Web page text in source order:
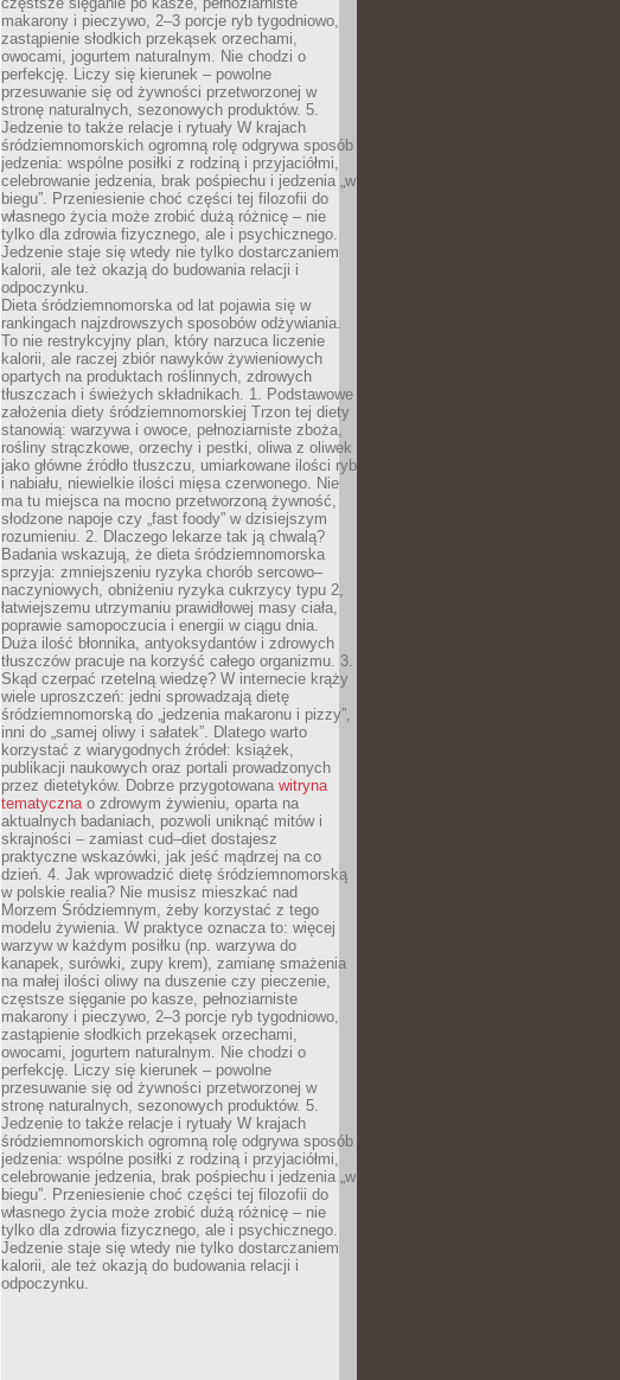
makarony i pieczywo, 2–3 porcje ryb tygodniowo,
zastąpienie słodkich przekąsek orzechami,
owocami, jogurtem naturalnym. Nie chodzi o
perfekcję. Liczy się kierunek – powolne
przesuwanie się od żywności przetworzonej w
stronę naturalnych, sezonowych produktów. 5.
Jedzenie to także relacje i rytuały W krajach
śródziemnomorskich ogromną rolę odgrywa sposób
jedzenia: wspólne posiłki z rodziną i przyjaciółmi,
celebrowanie jedzenia, brak pośpiechu i jedzenia „w
biegu”. Przeniesienie choć części tej filozofii do
własnego życia może zrobić dużą różnicę – nie
tylko dla zdrowia fizycznego, ale i psychicznego.
Jedzenie staje się wtedy nie tylko dostarczaniem
kalorii, ale też okazją do budowania relacji i
odpoczynku.
Dieta śródziemnomorska od lat pojawia się w
rankingach najzdrowszych sposobów odżywiania.
To nie restrykcyjny plan, który narzuca liczenie
kalorii, ale raczej zbiór nawyków żywieniowych
opartych na produktach roślinnych, zdrowych
tłuszczach i świeżych składnikach. 1. Podstawowe
założenia diety śródziemnomorskiej Trzon tej diety
stanowią: warzywa i owoce, pełnoziarniste zboża,
rośliny strączkowe, orzechy i pestki, oliwa z oliwek
jako główne źródło tłuszczu, umiarkowane ilości ryb
i nabiału, niewielkie ilości mięsa czerwonego. Nie
ma tu miejsca na mocno przetworzoną żywność,
słodzone napoje czy „fast foody” w dzisiejszym
rozumieniu. 2. Dlaczego lekarze tak ją chwalą?
Badania wskazują, że dieta śródziemnomorska
sprzyja: zmniejszeniu ryzyka chorób sercowo–
naczyniowych, obniżeniu ryzyka cukrzycy typu 2,
łatwiejszemu utrzymaniu prawidłowej masy ciała,
poprawie samopoczucia i energii w ciągu dnia.
Duża ilość błonnika, antyoksydantów i zdrowych
tłuszczów pracuje na korzyść całego organizmu. 3.
Skąd czerpać rzetelną wiedzę? W internecie krąży
wiele uproszczeń: jedni sprowadzają dietę
śródziemnomorską do „jedzenia makaronu i pizzy”,
inni do „samej oliwy i sałatek”. Dlatego warto
korzystać z wiarygodnych źródeł: książek,
publikacji naukowych oraz portali prowadzonych
przez dietetyków. Dobrze przygotowana witryna
tematycznao zdrowym żywieniu, oparta na
aktualnych badaniach, pozwoli uniknąć mitów i
skrajności – zamiast cud–diet dostajesz
praktyczne wskazówki, jak jeść mądrzej na co
dzień. 4. Jak wprowadzić dietę śródziemnomorską
w polskie realia? Nie musisz mieszkać nad
Morzem Śródziemnym, żeby korzystać z tego
modelu żywienia. W praktyce oznacza to: więcej
warzyw w każdym posiłku (np. warzywa do
kanapek, surówki, zupy krem), zamianę smażenia
na małej ilości oliwy na duszenie czy pieczenie,
częstsze sięganie po kasze, pełnoziarniste
makarony i pieczywo, 2–3 porcje ryb tygodniowo,
zastąpienie słodkich przekąsek orzechami,
owocami, jogurtem naturalnym. Nie chodzi o
perfekcję. Liczy się kierunek – powolne
przesuwanie się od żywności przetworzonej w
stronę naturalnych, sezonowych produktów. 5.
Jedzenie to także relacje i rytuały W krajach
śródziemnomorskich ogromną rolę odgrywa sposób
jedzenia: wspólne posiłki z rodziną i przyjaciółmi,
celebrowanie jedzenia, brak pośpiechu i jedzenia „w
biegu”. Przeniesienie choć części tej filozofii do
własnego życia może zrobić dużą różnicę – nie
tylko dla zdrowia fizycznego, ale i psychicznego.
Jedzenie staje się wtedy nie tylko dostarczaniem
kalorii, ale też okazją do budowania relacji i
odpoczynku.